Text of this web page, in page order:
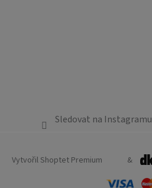
Sledovat na Instagramu
Vytvořil Shoptet Premium &